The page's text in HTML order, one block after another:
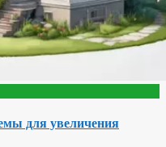
для увеличения